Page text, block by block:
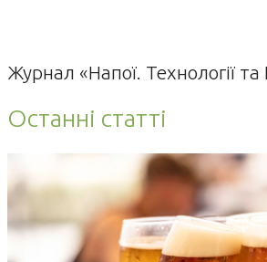
Журнал «Напої. Технології та
Останні статті